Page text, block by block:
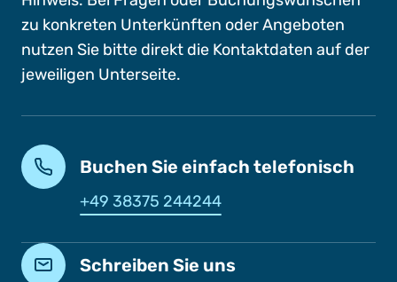
zu konkreten Unterkünften oder Angeboten
nutzen Sie bitte direkt die Kontaktdaten auf der
jeweiligen Unterseite.
Buchen Sie einfach telefonisch
+49 38375 244244
Schreiben Sie uns